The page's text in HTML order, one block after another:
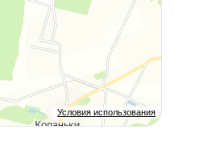
Условия использования